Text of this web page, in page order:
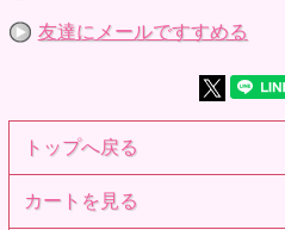
友達にメールですすめる
トップへ戻る
カートを見る